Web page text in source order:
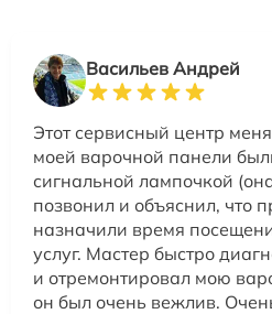
Васильев Андрей
Этот сервисный центр
моей варочной панели
сигнальной лампочкой
позвонил и объяснил, что
назначили время
услуг. Мастер быстро
и отремонтировал мою
он был очень вежлив.